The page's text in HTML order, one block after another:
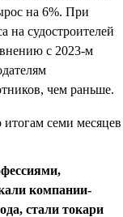
на 6%. При
на судостроителей
с 2023-м
чем раньше.
компании-
стали токари